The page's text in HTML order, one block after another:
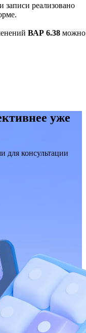
записи реализовано
ВАР 6.38 можно
уже
для консультации